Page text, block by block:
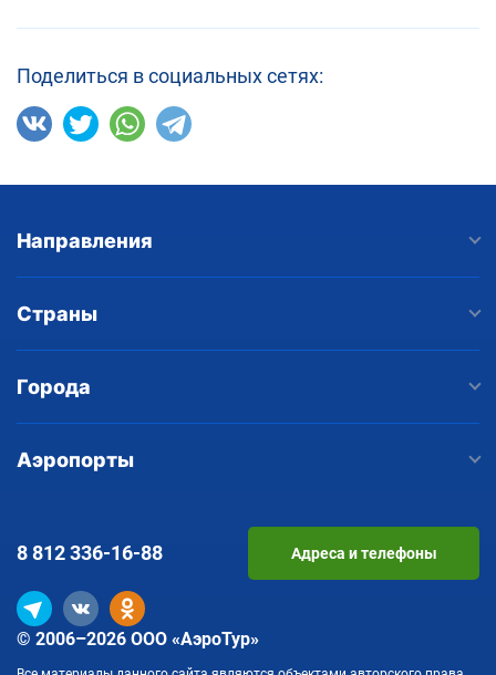
Поделиться в социальных сетях:
Направления
Страны
Города
Аэропорты
© 2006–2026 ООО «АэроТур»
8 812336-16-88 Адреса и телефоны